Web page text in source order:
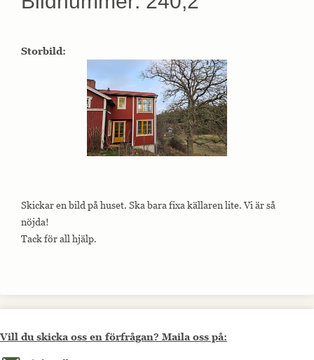
Storbild:
Skickar en bild på huset. Ska bara fixa källaren lite. Vi är så
nöjda!
Tack för all hjälp.
Vill du skicka oss en förfrågan? Maila oss på: